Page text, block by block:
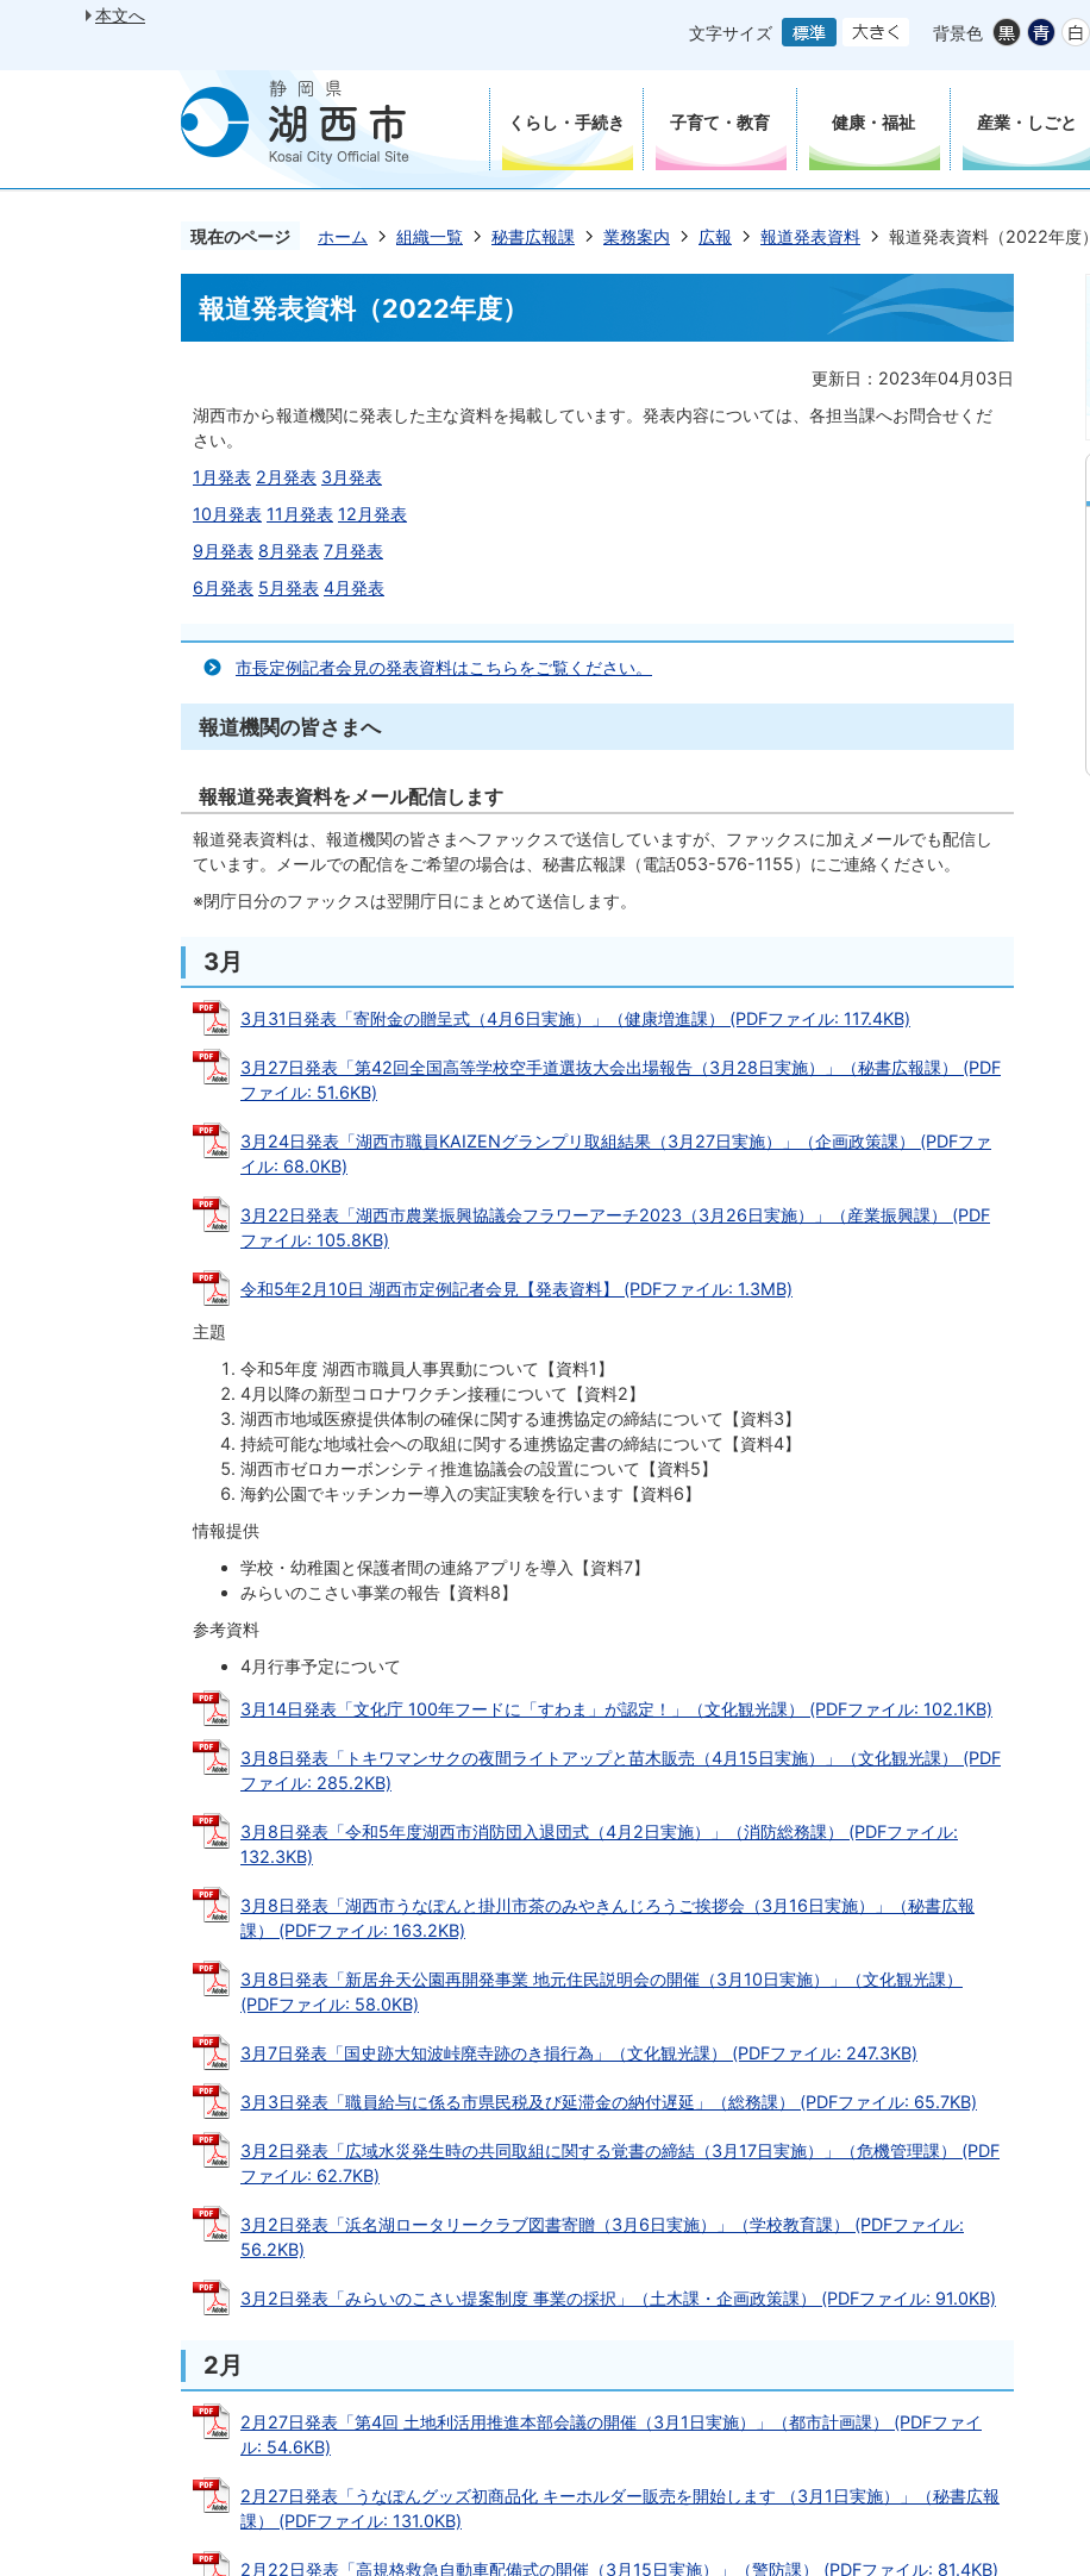
本文へ
文字サイズ
背景色
くらし・手続き 子育て・教育 健康・福祉 産業・しごと
現在のページ ホーム 組織一覧 秘書広報課 業務案内 広報 報道発表資料 報道発表資料（2022年度）
報道発表資料（2022年度）
更新日：2023年04月03日
湖西市から報道機関に発表した主な資料を掲載しています。発表内容については、各担当課へお問合せくだ
さい。
1月発表 2月発表 3月発表
10月発表 11月発表 12月発表
9月発表 8月発表 7月発表
6月発表 5月発表 4月発表
市長定例記者会見の発表資料はこちらをご覧ください。
報道機関の皆さまへ
報報道発表資料をメール配信します
報道発表資料は、報道機関の皆さまへファックスで送信していますが、ファックスに加えメールでも配信し
ています。メールでの配信をご希望の場合は、秘書広報課（電話053-576-1155）にご連絡ください。
※閉庁日分のファックスは翌開庁日にまとめて送信します。
3月
3月31日発表「寄附金の贈呈式（4月6日実施）」（健康増進課） (PDFファイル: 117.4KB)
3月27日発表「第42回全国高等学校空手道選抜大会出場報告（3月28日実施）」（秘書広報課） (PDF
ファイル: 51.6KB)
3月24日発表「湖西市職員KAIZENグランプリ取組結果（3月27日実施）」（企画政策課） (PDFファ
イル: 68.0KB)
3月22日発表「湖西市農業振興協議会フラワーアーチ2023（3月26日実施）」（産業振興課） (PDF
ファイル: 105.8KB)
令和5年2月10日 湖西市定例記者会見【発表資料】 (PDFファイル: 1.3MB)
主題
令和5年度 湖西市職員人事異動について【資料1】
4月以降の新型コロナワクチン接種について【資料2】
湖西市地域医療提供体制の確保に関する連携協定の締結について【資料3】
持続可能な地域社会への取組に関する連携協定書の締結について【資料4】
湖西市ゼロカーボンシティ推進協議会の設置について【資料5】
海釣公園でキッチンカー導入の実証実験を行います【資料6】
情報提供
学校・幼稚園と保護者間の連絡アプリを導入【資料7】
みらいのこさい事業の報告【資料8】
参考資料
4月行事予定について
3月14日発表「文化庁 100年フードに「すわま」が認定！」（文化観光課） (PDFファイル: 102.1KB)
3月8日発表「トキワマンサクの夜間ライトアップと苗木販売（4月15日実施）」（文化観光課） (PDF
ファイル: 285.2KB)
3月8日発表「令和5年度湖西市消防団入退団式（4月2日実施）」（消防総務課） (PDFファイル:
132.3KB)
3月8日発表「湖西市うなぽんと掛川市茶のみやきんじろうご挨拶会（3月16日実施）」（秘書広報
課） (PDFファイル: 163.2KB)
3月8日発表「新居弁天公園再開発事業 地元住民説明会の開催（3月10日実施）」（文化観光課）
(PDFファイル: 58.0KB)
3月7日発表「国史跡大知波峠廃寺跡のき損行為」（文化観光課） (PDFファイル: 247.3KB)
3月3日発表「職員給与に係る市県民税及び延滞金の納付遅延」（総務課） (PDFファイル: 65.7KB)
3月2日発表「広域水災発生時の共同取組に関する覚書の締結（3月17日実施）」（危機管理課） (PDF
ファイル: 62.7KB)
3月2日発表「浜名湖ロータリークラブ図書寄贈（3月6日実施）」（学校教育課） (PDFファイル:
56.2KB)
3月2日発表「みらいのこさい提案制度 事業の採択」（土木課・企画政策課） (PDFファイル: 91.0KB)
2月
2月27日発表「第4回 土地利活用推進本部会議の開催（3月1日実施）」（都市計画課） (PDFファイ
ル: 54.6KB)
2月27日発表「うなぽんグッズ初商品化 キーホルダー販売を開始します （3月1日実施）」（秘書広報
課） (PDFファイル: 131.0KB)
2月22日発表「高規格救急自動車配備式の開催（3月15日実施）」（警防課） (PDFファイル: 81.4KB)